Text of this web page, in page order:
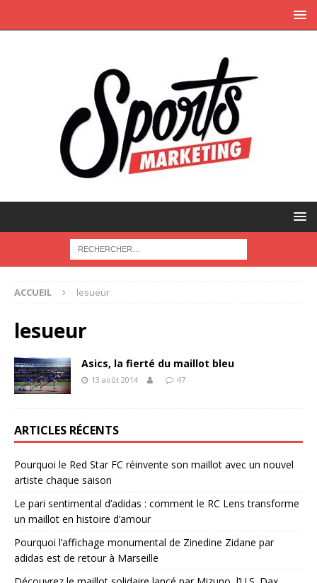
ACCUEIL lesueur
lesueur
Asics, la fierté du maillot bleu
13 août 2014 47
ARTICLES RÉCENTS
Pourquoi le Red Star FC réinvente son maillot avec un nouvel
artiste chaque saison
Le pari sentimental d’adidas : comment le RC Lens transforme
un maillot en histoire d’amour
Pourquoi l’affichage monumental de Zinedine Zidane par
adidas est de retour à Marseille